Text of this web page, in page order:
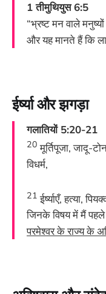
1 तीमुथियुस 6:5
“भ्रष्ट मन वाले
और यह मानते हैं कि
ईर्ष्या और झगड़ा
गलातियों 5:20-21
20मूर्तिपूजा, जादू-
विधर्म,
21ईर्ष्याएँ, हत्या,
जिनके विषय में मैं
परमेश्वर के राज्य के